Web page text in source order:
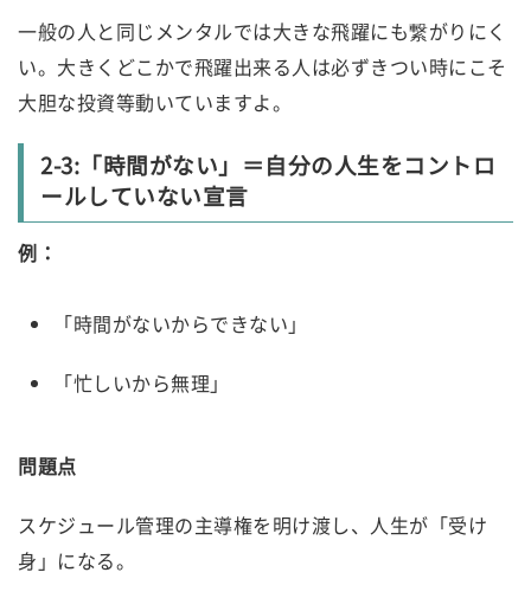
一般の人と同じメンタルでは大きな飛躍にも繋がりにく
い。大きくどこかで飛躍出来る人は必ずきつい時にこそ
大胆な投資等動いていますよ。
2-3:「時間がない」＝自分の人生をコントロ
ールしていない宣言
例：
「時間がないからできない」
「忙しいから無理」
問題点
スケジュール管理の主導権を明け渡し、人生が「受け
身」になる。